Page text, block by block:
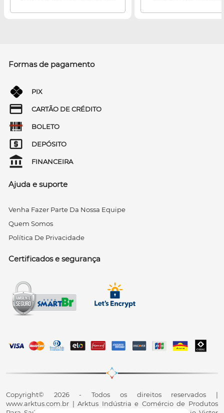
Formas de pagamento
PIX
CARTÃO DE CRÉDITO
BOLETO
DEPÓSITO
FINANCEIRA
Ajuda e suporte
Venha Fazer Parte Da Nossa Equipe
Quem Somos
Política De Privacidade
Certificados e segurança
Copyright© 2026 - Todos os direitos reservados |
www.arktus.com.br | Arktus Indústria e Comércio de Produtos